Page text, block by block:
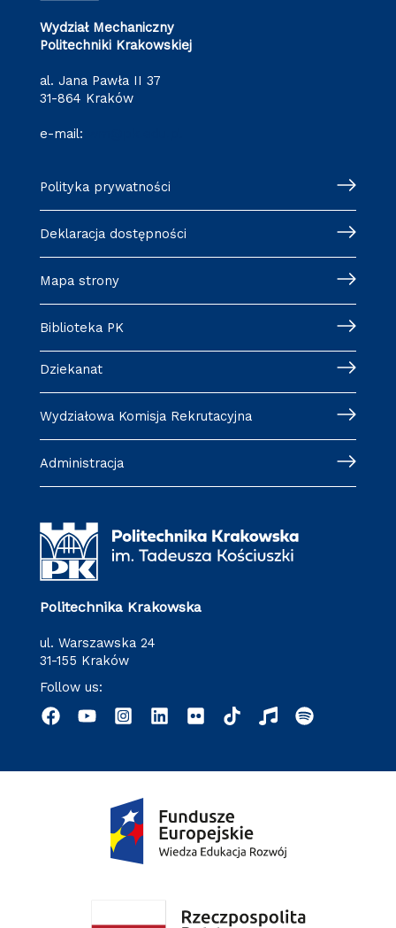
Wydział Mechaniczny
Politechniki Krakowskiej
al. Jana Pawła II 37
31-864 Kraków
e-mail:
Polityka prywatności
Deklaracja dostępności
Mapa strony
Biblioteka PK
Dziekanat
Wydziałowa Komisja Rekrutacyjna
Administracja
Politechnika Krakowska
ul. Warszawska 24
31-155 Kraków
Follow us: